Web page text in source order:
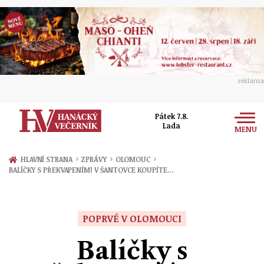
reklama
Pátek 7.8.
Lada
MENU
Zprávy
HLAVNÍ STRANA › ZPRÁVY › OLOMOUC ›
BALÍČKY S PŘEKVAPENÍM! V ŠANTOVCE KOUPÍTE…
POPRVÉ V OLOMOUCI
Balíčky s